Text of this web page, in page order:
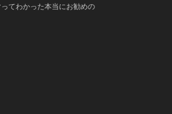
てわかった本当にお勧めの